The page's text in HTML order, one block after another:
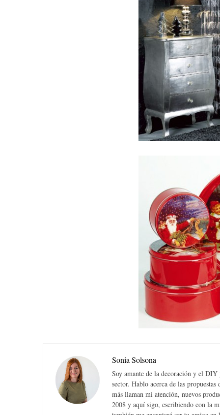
Sonia Solsona
Soy amante de la decoración y el DIY
sector. Hablo acerca de las
más llaman mi atención, nuevos
2008 y aquí sigo, escribiendo con la